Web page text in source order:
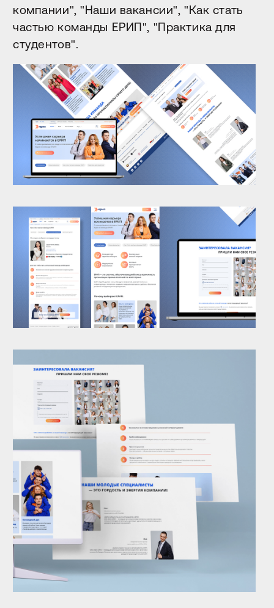
Расскажите о задаче
Иногда нужен большой проект. Иногда — одно точное решение. В
любом случае начнем с главного: поймем задачу, обсудим
возможные варианты и предложим оптимальный путь.
Обсудить проект →
компании", "Наши вакансии", "Как стать
частью команды ЕРИП", "Практика для
студентов".